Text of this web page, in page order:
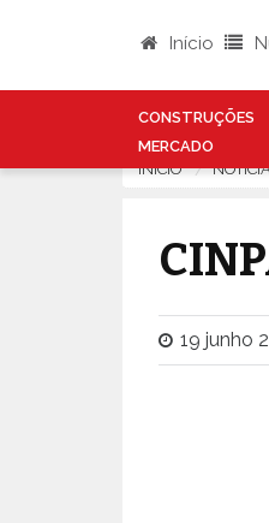
Início
CONSTRUÇÕES
MERCADO
INÍCIO
19 junho